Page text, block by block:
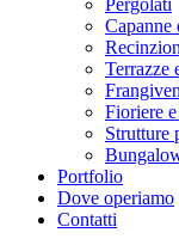
Pergolati
Capanne
Terrazze
Fioriere
Strutture
Portfolio
Dove operiamo
Contatti